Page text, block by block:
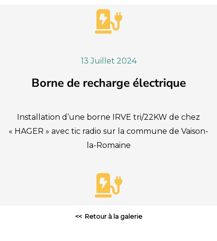
13 Juillet 2024
Borne de recharge électrique
Installation d’une borne IRVE tri/22KW de chez
« HAGER » avec tic radio sur la commune de Vaison-
la-Romaine
<< Retour à la galerie